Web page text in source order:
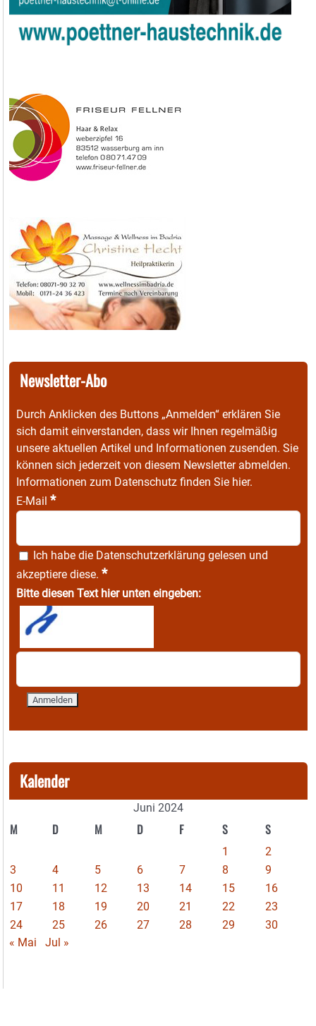
Newsletter-Abo
Durch Anklicken des Buttons „Anmelden“ erklären Sie
sich damit einverstanden, dass wir Ihnen regelmäßig
unsere aktuellen Artikel und Informationen zusenden. Sie
können sich jederzeit von diesem Newsletter abmelden.
Informationen zum Datenschutz finden Sie hier.
E-Mail *
Ich habe die Datenschutzerklärung gelesen und
akzeptiere diese. *
Bitte diesen Text hier unten eingeben:
Kalender
Juni 2024
M D M D F S S
1
2
3
4 5 6 7 8
9
10
11 12 13 14 15
16
17
18 19 20 21 22
23
24
25 26 27 28 29
30
« Mai
Jul »